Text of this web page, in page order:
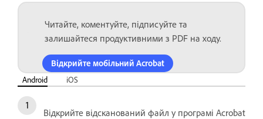
Читайте, коментуйте, підписуйте та
залишайтеся продуктивними з PDF на ходу.
Відкрийте мобільний Acrobat
Android iOS
Відкрийте відсканований файл у програмі Acrobat